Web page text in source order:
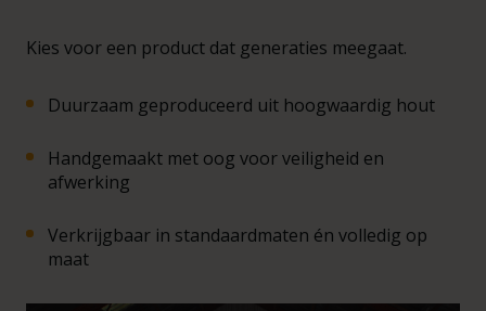
Kies voor een product dat generaties meegaat.
Duurzaam geproduceerd uit hoogwaardig hout
Handgemaakt met oog voor veiligheid en
afwerking
Verkrijgbaar in standaardmaten én volledig op
maat